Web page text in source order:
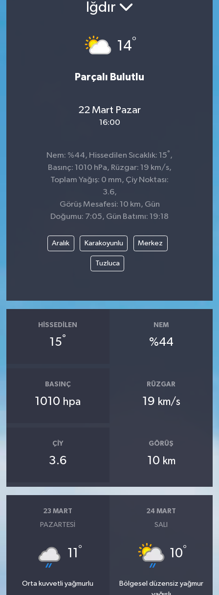
Iğdır
14°
Parçalı Bulutlu
22 Mart Pazar
16:00
Nem: %44, Hissedilen Sıcaklık: 15° ,
Basınç: 1010 hPa, Rüzgar: 19 km/s,
Toplam Yağış: 0 mm, Çiy Noktası:
3.6,
Görüş Mesafesi: 10 km, Gün
Doğumu: 7:05, Gün Batımı: 19:18
Aralık Karakoyunlu Merkez
Tuzluca
HISSEDILEN
15°
NEM
%44
BASINÇ
1010 hpa
RÜZGAR
19 km/s
ÇIY
3.6
GÖRÜŞ
10 km
23 MART
PAZARTESI
11 °
Orta kuvvetli yağmurlu
24 MART
SALI
10°
Bölgesel düzensiz yağmur